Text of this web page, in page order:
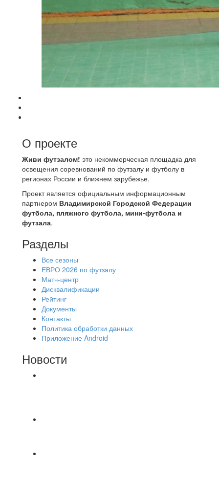
О проекте
Живи футзалом! это некоммерческая площадка для
освещения соревнований по футзалу и футболу в
регионах России и ближнем зарубежье.
Проект является официальным информационным
партнером Владимирской Городской Федерации
футбола, пляжного футбола, мини-футбола и
футзала.
Разделы
Все сезоны
ЕВРО 2026 по футзалу
Матч-центр
Дисквалификации
Рейтинг
Документы
Контакты
Политика обработки данных
Приложение Android
Новости